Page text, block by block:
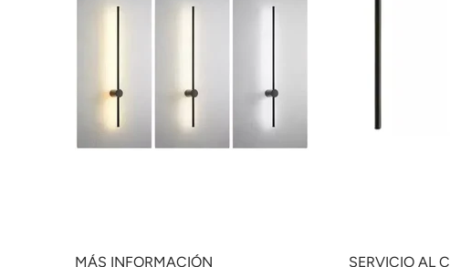
MÁS INFORMACIÓN SERVICIO AL